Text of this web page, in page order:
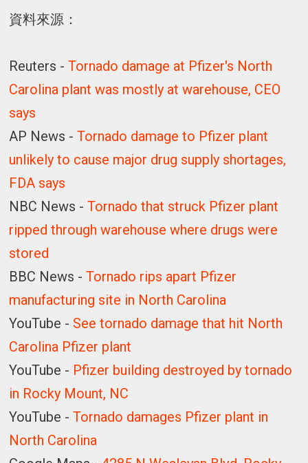
資料來源：
Reuters -Tornado damage at Pfizer's North
Carolina plant was mostly at warehouse, CEO
says
AP News -Tornado damage to Pfizer plant
unlikely to cause major drug supply shortages,
FDA says
NBC News -Tornado that struck Pfizer plant
ripped through warehouse where drugs were
stored
BBC News -Tornado rips apart Pfizer
manufacturing site in North Carolina
YouTube - See tornado damage that hit North
Carolina Pfizer plant
YouTube - Pfizer building destroyed by tornado
in Rocky Mount, NC
YouTube -Tornado damages Pfizer plant in
North Carolina